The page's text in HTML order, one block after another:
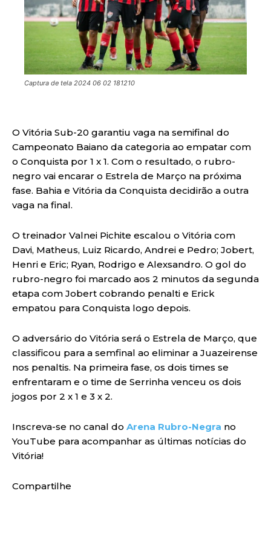
Captura de tela 2024 06 02 181210
O Vitória Sub-20 garantiu vaga na semifinal do
Campeonato Baiano da categoria ao empatar com
o Conquista por 1 x 1. Com o resultado, o rubro-
negro vai encarar o Estrela de Março na próxima
fase. Bahia e Vitória da Conquista decidirão a outra
vaga na final.
O treinador Valnei Pichite escalou o Vitória com
Davi, Matheus, Luiz Ricardo, Andrei e Pedro; Jobert,
Henri e Eric; Ryan, Rodrigo e Alexsandro. O gol do
rubro-negro foi marcado aos 2 minutos da segunda
etapa com Jobert cobrando penalti e Erick
empatou para Conquista logo depois.
O adversário do Vitória será o Estrela de Março, que
classificou para a semfinal ao eliminar a Juazeirense
nos penaltis. Na primeira fase, os dois times se
enfrentaram e o time de Serrinha venceu os dois
jogos por 2 x 1 e 3 x 2.
Inscreva-se no canal do Arena Rubro-Negra no
YouTube para acompanhar as últimas notícias do
Vitória!
Compartilhe